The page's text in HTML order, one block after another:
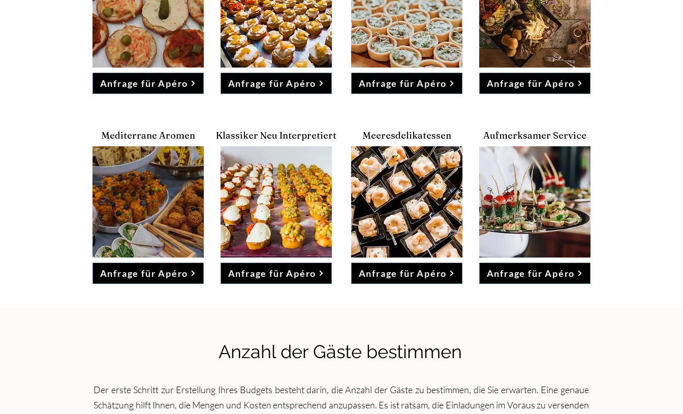
Anfrage für Apéro Anfrage für Apéro Anfrage für Apéro Anfrage für Apéro
Mediterrane Aromen
Anfrage für Apéro
Klassiker Neu Interpretiert
Anfrage für Apéro
Meeresdelikatessen
Anfrage für Apéro
Aufmerksamer Service
Anfrage für Apéro
Anzahl der Gäste bestimmen
Der erste Schritt zur Erstellung Ihres Budgets besteht darin, die Anzahl der Gäste zu bestimmen, die Sie erwarten. Eine genaue
Schätzung hilft Ihnen, die Mengen und Kosten entsprechend anzupassen. Es ist ratsam, die Einladungen im Voraus zu versenden